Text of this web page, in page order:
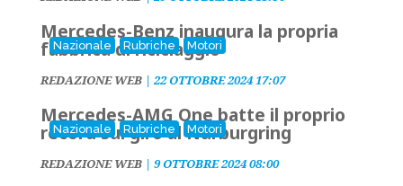
Nazionale Rubriche Motori
Mercedes-Benz inaugura la propria
fabbrica di riciclaggio
REDAZIONE WEB| 22 OTTOBRE 2024 17:07
Nazionale Rubriche Motori
Mercedes-AMG One batte il proprio
record sul giro al Nùrburgring
REDAZIONE WEB| 9 OTTOBRE 2024 08:00